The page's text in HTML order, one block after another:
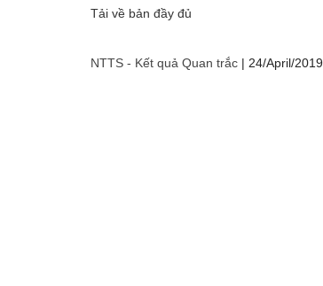
Tải về bản đầy đủ
NTTS - Kết quả Quan trắc | 24/April/2019